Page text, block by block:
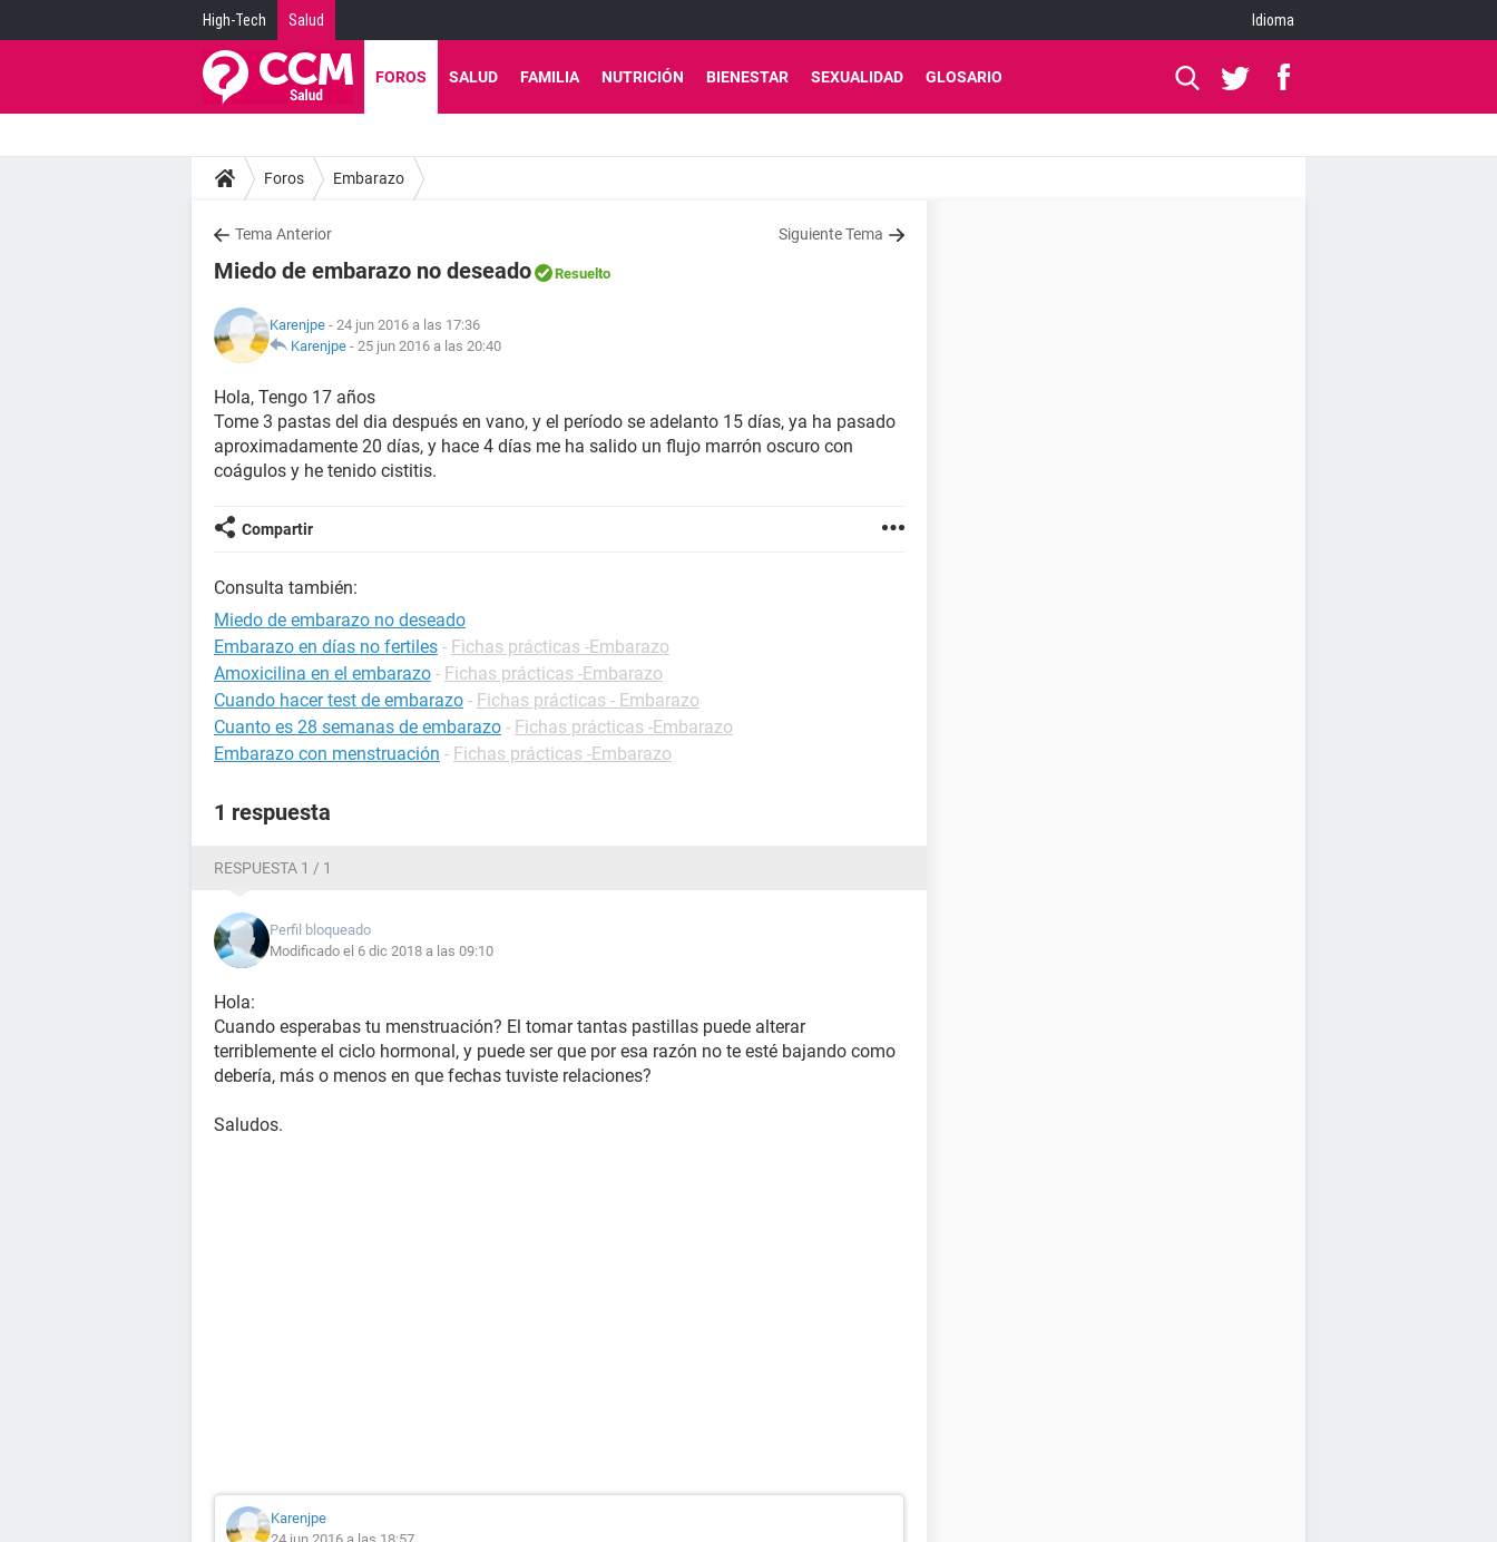
High-Tech Salud Idioma
FOROS SALUD FAMILIA NUTRICIÓN BIENESTAR SEXUALIDAD GLOSARIO
Foros Embarazo
Tema Anterior Siguiente Tema
Miedo de embarazo no deseado Resuelto
Karenjpe - 24 jun 2016 a las 17:36
Karenjpe - 25 jun 2016 a las 20:40
Hola, Tengo 17 años
Tome 3 pastas del dia después en vano, y el período se adelanto 15 días, ya ha pasado
aproximadamente 20 días, y hace 4 días me ha salido un flujo marrón oscuro con
coágulos y he tenido cistitis.
Compartir
Consulta también:
Miedo de embarazo no deseado
Embarazo en días no fertiles - Fichas prácticas -Embarazo
Amoxicilina en el embarazo - Fichas prácticas -Embarazo
Cuando hacer test de embarazo - Fichas prácticas - Embarazo
Cuanto es 28 semanas de embarazo - Fichas prácticas -Embarazo
Embarazo con menstruación - Fichas prácticas -Embarazo
1 respuesta
RESPUESTA 1 / 1
Perfil bloqueado
Modificado el 6 dic 2018 a las 09:10
Hola:
Cuando esperabas tu menstruación? El tomar tantas pastillas puede alterar
terriblemente el ciclo hormonal, y puede ser que por esa razón no te esté bajando como
debería, más o menos en que fechas tuviste relaciones?
Saludos.
Karenjpe